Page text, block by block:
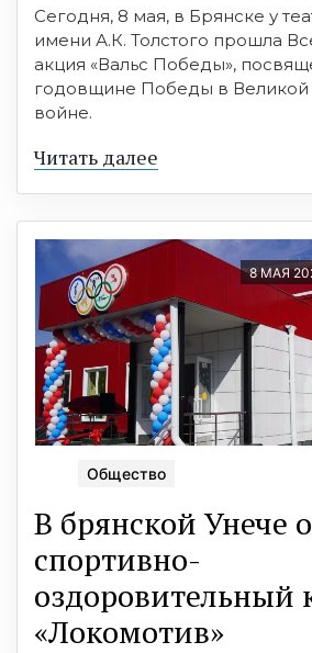
Сегодня, 8 мая, в Брянске у
имени А.К. Толстого прошла
акция «Вальс Победы»,
годовщине Победы в Великой
войне.
Читать далее
8 МАЯ
Общество
В брянской Унече
спортивно-
оздоровительный
«Локомотив»